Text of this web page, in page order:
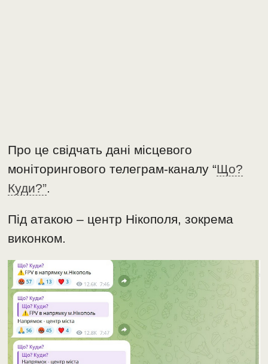
Про це свідчать дані місцевого
моніторингового телеграм-каналу “Що?
Куди?”.
Під атакою – центр Нікополя, зокрема
виконком.